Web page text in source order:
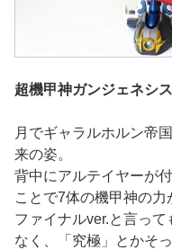
超機甲神ガンジェネシ
月でギャラルホルン帝
来の姿。
背中にアルテイヤーが
ことで7体の機甲神の力
ファイナルver.と言っ
なく、「究極」とかそ